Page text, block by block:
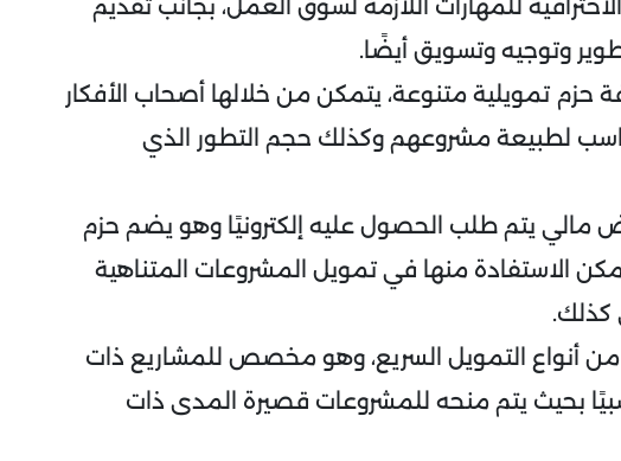
للمهارات اللازمة لسوق العمل، بجانب تقديم
وتوجيه وتسويق أيضًا.
حزم تمويلية متنوعة، يتمكن من خلالها أصحاب الأفكار
لطبيعة مشروعهم وكذلك حجم التطور الذي
مالي يتم طلب الحصول عليه إلكترونيًا وهو يضم حزم
الاستفادة منها في تمويل المشروعات المتناهية
كذلك.
من أنواع التمويل السريع، وهو مخصص للمشاريع ذات
نسبيًا بحيث يتم منحه للمشروعات قصيرة المدى ذات